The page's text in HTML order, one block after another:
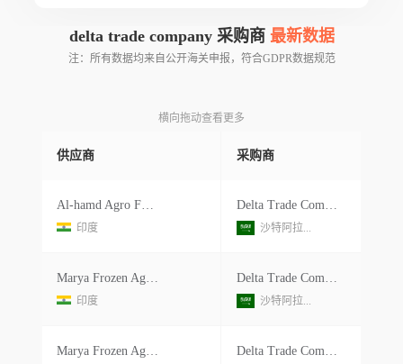
delta trade company 采购商 最新数据
注：所有数据均来自公开海关申报，符合GDPR数据规范
横向拖动查看更多
供应商 采购商
Al-hamd Agro Food Products Private Limited
印度
Delta Trade Company
沙特阿拉...
Marya Frozen Agro Food Products Private Limited
印度
Delta Trade Company
沙特阿拉...
Marya Frozen Agro Food Products Private Limited Delta Trade Company